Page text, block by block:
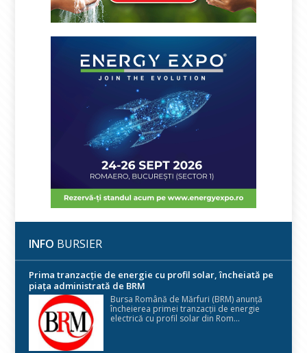
INFO BURSIER
Prima tranzacție de energie cu profil solar, încheiată pe
piața administrată de BRM
Bursa Română de Mărfuri (BRM) anunță
încheierea primei tranzacții de energie
electrică cu profil solar din Rom...